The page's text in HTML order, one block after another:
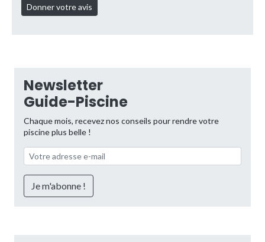
Newsletter
Guide-Piscine
Chaque mois, recevez nos conseils pour rendre votre
piscine plus belle !